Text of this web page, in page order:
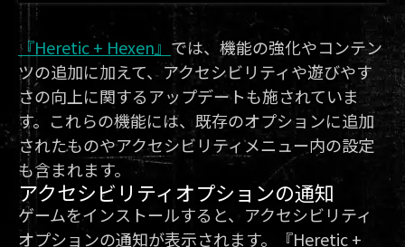
『Heretic + Hexen』 では、機能の強化やコンテン
ツの追加に加えて、アクセシビリティや遊びやす
さの向上に関するアップデートも施されていま
す。これらの機能には、既存のオプションに追加
されたものやアクセシビリティメニュー内の設定
も含まれます。
アクセシビリティオプションの通知
ゲームをインストールすると、アクセシビリティ
オプションの通知が表示されます。『Heretic +